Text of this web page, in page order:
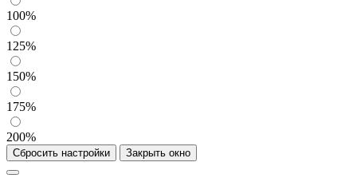
100%
125%
150%
175%
200%
Сбросить настройки Закрыть окно